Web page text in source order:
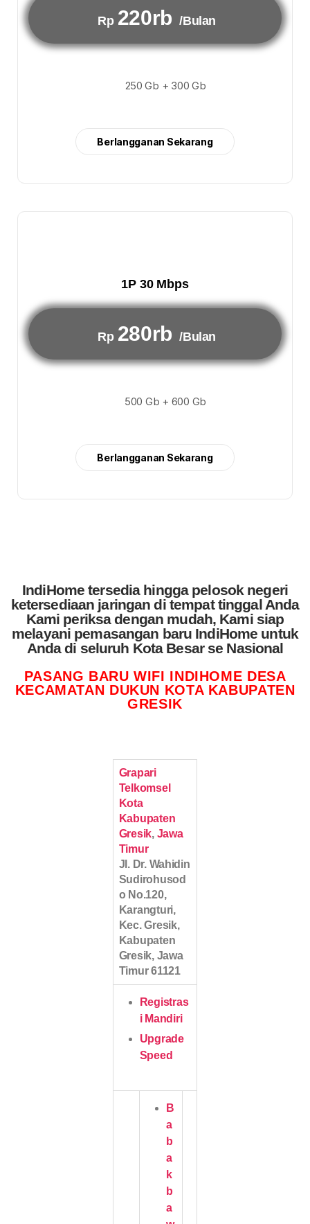
Rp 220rb /Bulan
250 Gb + 300 Gb
Berlangganan Sekarang
1P 30 Mbps
Rp 280rb /Bulan
500 Gb + 600 Gb
Berlangganan Sekarang
IndiHome tersedia hingga pelosok negeri
ketersediaan jaringan di tempat tinggal Anda
Kami periksa dengan mudah, Kami siap
melayani pemasangan baru IndiHome untuk
Anda di seluruh Kota Besar se Nasional
PASANG BARU WIFI INDIHOME DESA
KECAMATAN DUKUN KOTA KABUPATEN
GRESIK
Grapari
Telkomsel
Kota
Kabupaten
Gresik, Jawa
Timur
Jl. Dr. Wahidin
Sudirohusod
o No.120,
Karangturi,
Kec. Gresik,
Kabupaten
Gresik, Jawa
Timur 61121
Registras
i Mandiri
Upgrade
Speed
B
a
b
a
k
b
a